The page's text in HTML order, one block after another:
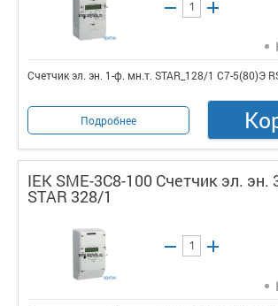
Счетчик эл. эн. 1-ф. мн.т. STAR_128/1 С7-5(80)Э
Подробнее
IEK SME-3C8-100 Счетчик эл. эн.
STAR 328/1